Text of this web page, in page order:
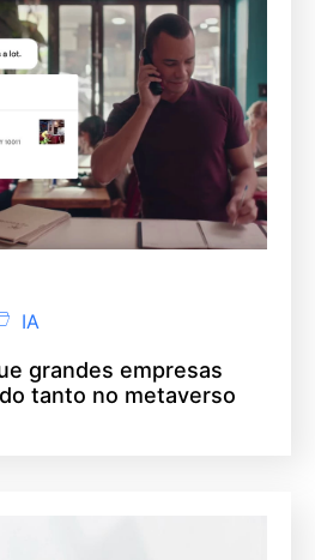
IA
grandes empresas
tanto no metaverso